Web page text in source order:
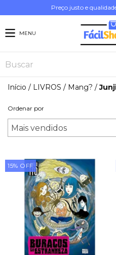
Preço justo e
MENU
Início / LIVROS / Mang? /
Ordenar por
15% OFF